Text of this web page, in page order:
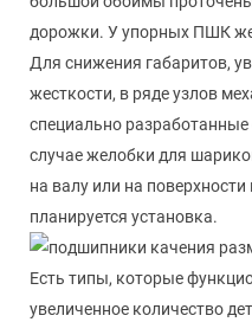
дорожки. У упорных ПШК
Для снижения габаритов,
жесткости, в ряде узлов
специально
случае желобки для
на валу или на
планируется установка.
Есть типы, которые
увеличенное количество